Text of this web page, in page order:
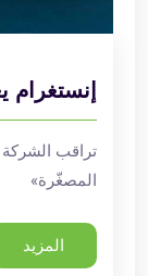
إنستغرام
تراقب الشركة
المصغّرة»
المزيد